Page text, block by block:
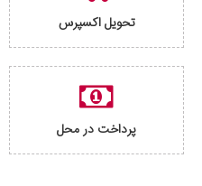
تحویل اکسپرس
پرداخت در محل